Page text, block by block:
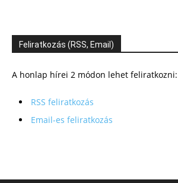
Feliratkozás (RSS, Email)
A honlap hírei 2 módon lehet feliratkozni:
RSS feliratkozás
Email-es feliratkozás